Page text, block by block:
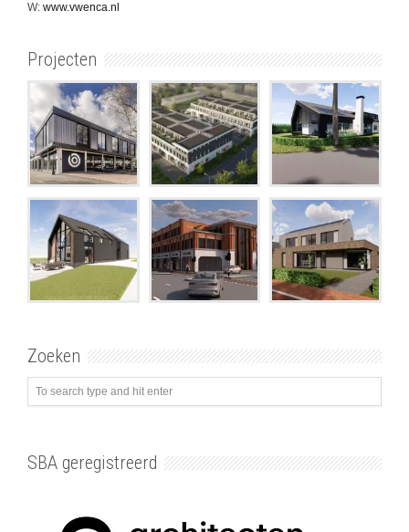
W: www.vwenca.nl
Projecten
Zoeken
SBA geregistreerd